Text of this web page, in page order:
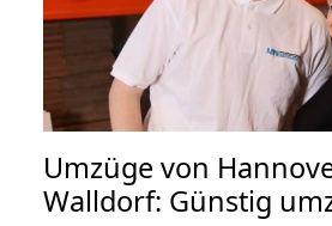
Umzüge von
Walldorf: Günstig